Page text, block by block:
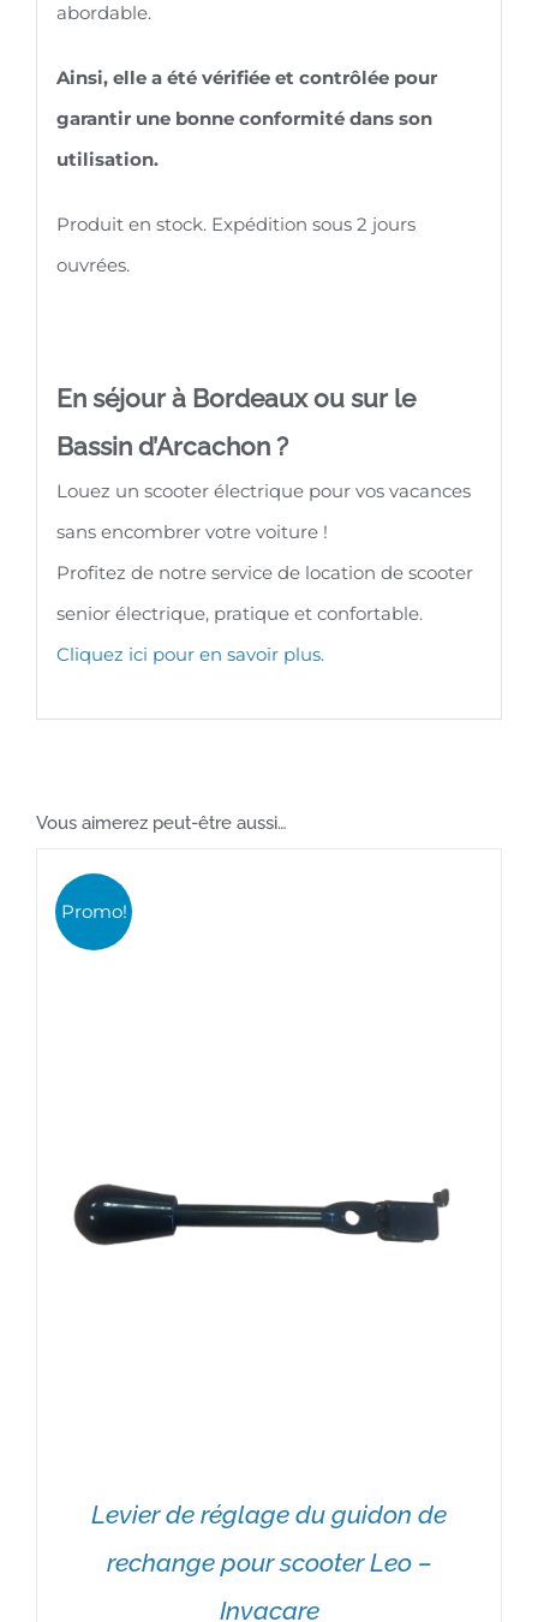
abordable.
Ainsi, elle a été vérifiée et contrôlée pour
garantir une bonne conformité dans son
utilisation.
Produit en stock. Expédition sous 2 jours
ouvrées.
En séjour à Bordeaux ou sur le
Bassin d’Arcachon ?
Louez un scooter électrique pour vos vacances
sans encombrer votre voiture !
Profitez de notre service de location de scooter
senior électrique, pratique et confortable.
Cliquez ici pour en savoir plus.
Vous aimerez peut-être aussi…
Promo!
Levier de réglage du guidon de
rechange pour scooter Leo –
Invacare